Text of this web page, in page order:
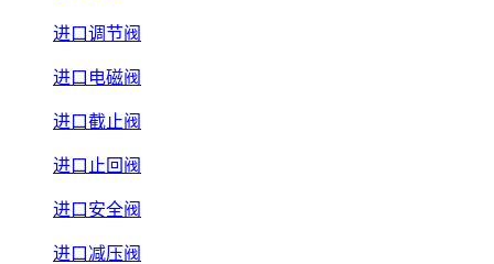
进口调节阀
进口电磁阀
进口截止阀
进口止回阀
进口安全阀
进口减压阀